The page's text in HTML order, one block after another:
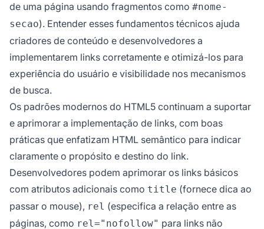
de uma página usando fragmentos como #nome-
secao). Entender esses fundamentos técnicos ajuda
criadores de conteúdo e desenvolvedores a
implementarem links corretamente e otimizá-los para
experiência do usuário e visibilidade nos mecanismos
de busca.
Os padrões modernos do HTML5 continuam a suportar
e aprimorar a implementação de links, com boas
práticas que enfatizam HTML semântico para indicar
claramente o propósito e destino do link.
Desenvolvedores podem aprimorar os links básicos
com atributos adicionais como title (fornece dica ao
passar o mouse), rel (especifica a relação entre as
páginas, como rel="nofollow" para links não